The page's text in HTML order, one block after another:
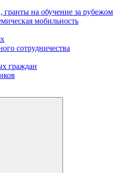
на обучение за рубежом
мобильность
сотрудничества
граждан